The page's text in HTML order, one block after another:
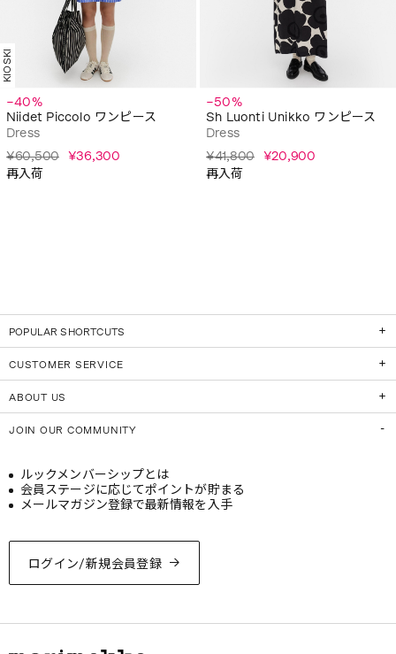
KIOSKI
−40%
Niidet Piccolo ワンピース
Dress
¥60,500 ¥36,300
再入荷
−50%
Sh Luonti Unikko ワンピース
Dress
¥41,800 ¥20,900
再入荷
POPULAR SHORTCUTS
CUSTOMER SERVICE
ABOUT US
JOIN OUR COMMUNITY
ログイン/新規会員登録
ルックメンバーシップとは
会員ステージに応じてポイントが貯まる
メールマガジン登録で最新情報を入手